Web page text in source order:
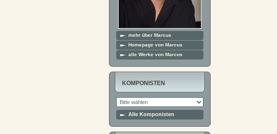
mehr über Marcus
Homepage von Marcus
alle Werke von Marcus
KOMPONISTEN
Alle Komponisten